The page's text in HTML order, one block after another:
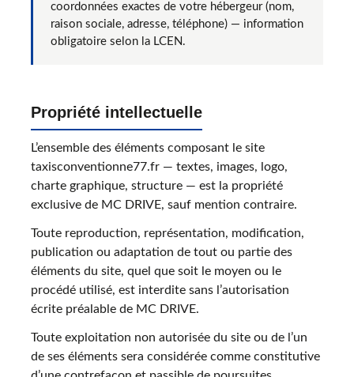
coordonnées exactes de votre hébergeur (nom,
raison sociale, adresse, téléphone) — information
obligatoire selon la LCEN.
Propriété intellectuelle
L’ensemble des éléments composant le site
taxisconventionne77.fr — textes, images, logo,
charte graphique, structure — est la propriété
exclusive de MC DRIVE, sauf mention contraire.
Toute reproduction, représentation, modification,
publication ou adaptation de tout ou partie des
éléments du site, quel que soit le moyen ou le
procédé utilisé, est interdite sans l’autorisation
écrite préalable de MC DRIVE.
Toute exploitation non autorisée du site ou de l’un
de ses éléments sera considérée comme constitutive